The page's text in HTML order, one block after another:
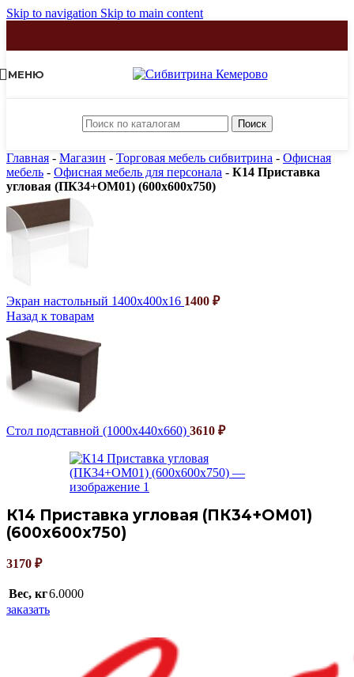
Skip to navigation Skip to main content
МЕНЮ
Поиск
Главная - Магазин - Торговая мебель сибвитрина - Офисная
мебель - Офисная мебель для персонала - К14 Приставка
угловая (ПК34+ОМ01) (600х600х750)
Экран настольный 1400х400х16 1400 ₽
Назад к товарам
Стол подставной (1000х440х660) 3610 ₽
К14 Приставка угловая (ПК34+ОМ01)
(600х600х750)
3170 ₽
Вес, кг6.0000
заказать